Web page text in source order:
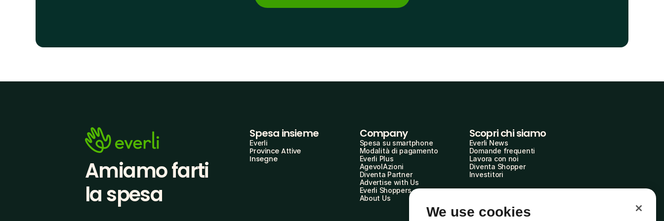
Amiamo farti
la spesa
Spesa insieme
Everli
Province Attive
Insegne
Company
Spesa su smartphone
Modalità di pagamento
Everli Plus
AgevolAzioni
Diventa Partner
Advertise with Us
Everli Shoppers
About Us
Scopri chi siamo
Everli News
Domande frequenti
Lavora con noi
Diventa Shopper
Investitori
We use cookies